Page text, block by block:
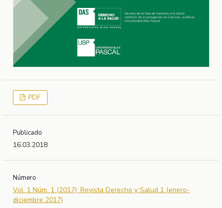
PDF
Publicado
16.03.2018
Número
Vol. 1 Núm. 1 (2017): Revista Derecho y Salud 1 (enero-
diciembre 2017)